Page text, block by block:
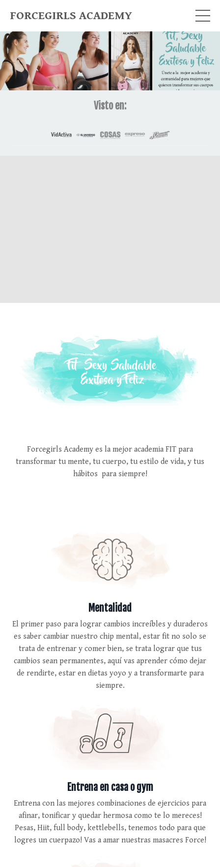
FORCEGIRLS ACADEMY
Visto en:
Forcegirls Academy es la mejor academia FIT para
transformar tu mente, tu cuerpo, tu estilo de vida, y tus
hábitos para siempre!
Mentalidad
El primer paso para lograr cambios increíbles y duraderos
es saber cambiar nuestro chip mental, estar fit no solo se
trata de entrenar y comer bien, se trata lograr que tus
cambios sean permanentes, aquí vas aprender cómo dejar
de rendirte, estar en dietas yoyo y a transformarte para
siempre.
Entrena en casa o gym
Entrena con las mejores combinaciones de ejercicios para
afinar, tonificar y quedar hermosa como te lo mereces!
Pesas, Hiit, full body, kettlebells, tenemos todo para que
logres un cuerpazo! Vas a amar nuestras masacres Force!